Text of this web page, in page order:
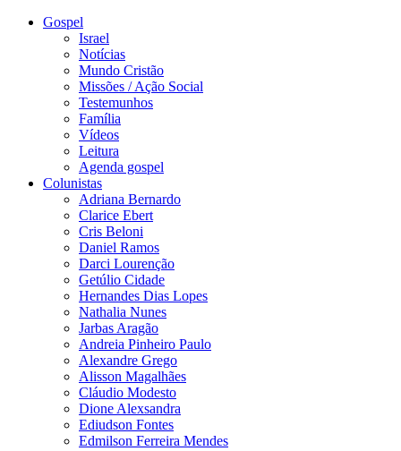
Gospel
Israel
Notícias
Mundo Cristão
Missões / Ação Social
Testemunhos
Família
Vídeos
Leitura
Agenda gospel
Colunistas
Adriana Bernardo
Clarice Ebert
Cris Beloni
Daniel Ramos
Darci Lourenção
Getúlio Cidade
Hernandes Dias Lopes
Nathalia Nunes
Jarbas Aragão
Andreia Pinheiro Paulo
Alexandre Grego
Alisson Magalhães
Cláudio Modesto
Dione Alexsandra
Ediudson Fontes
Edmilson Ferreira Mendes